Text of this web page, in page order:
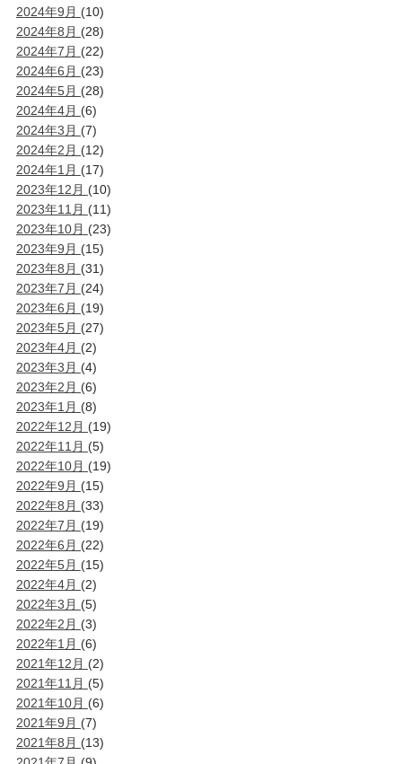
2024年9月 (10)
2024年8月 (28)
2024年7月 (22)
2024年6月 (23)
2024年5月 (28)
2024年4月 (6)
2024年3月 (7)
2024年2月 (12)
2024年1月 (17)
2023年12月 (10)
2023年11月 (11)
2023年10月 (23)
2023年9月 (15)
2023年8月 (31)
2023年7月 (24)
2023年6月 (19)
2023年5月 (27)
2023年4月 (2)
2023年3月 (4)
2023年2月 (6)
2023年1月 (8)
2022年12月 (19)
2022年11月 (5)
2022年10月 (19)
2022年9月 (15)
2022年8月 (33)
2022年7月 (19)
2022年6月 (22)
2022年5月 (15)
2022年4月 (2)
2022年3月 (5)
2022年2月 (3)
2022年1月 (6)
2021年12月 (2)
2021年11月 (5)
2021年10月 (6)
2021年9月 (7)
2021年8月 (13)